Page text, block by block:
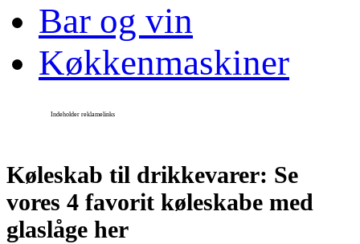
Bar og vin
Køkkenmaskiner
Køleskab til drikkevarer: Se
vores 4 favorit køleskabe med
glaslåge her